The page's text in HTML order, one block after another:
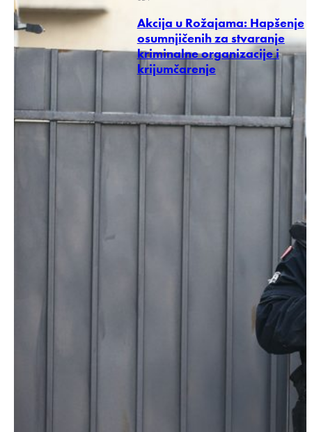
Akcija u Rožajama: Hapšenje
osumnjičenih za stvaranje
kriminalne organizacije i
krijumčarenje